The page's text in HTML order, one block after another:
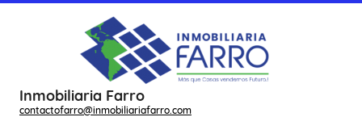
Inmobiliaria Farro
contactofarro@inmobiliariafarro.com